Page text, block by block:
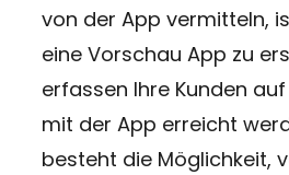
von der App vermitteln,
eine Vorschau App zu
erfassen Ihre Kunden
mit der App erreicht
besteht die Möglichkeit,